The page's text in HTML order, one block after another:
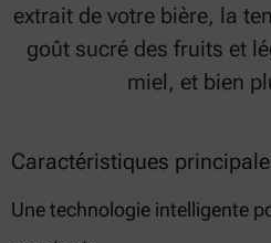
extrait de votre bière, la
goût sucré des fruits et
miel, et bien
Caractéristiques
Une technologie intelligente